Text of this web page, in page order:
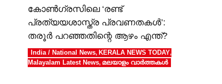
കോൺഗ്രസിലെ ‘രണ്ട്
പ്രത്യയശാസ്ത്ര പ്രവണതകൾ’:
തരൂർ പറഞ്ഞതിന്റെ ആഴം എന്ത്?
India / National News, KERALA NEWS TODAY,
Malayalam Latest News,മലയാളം വാർത്തകൾ